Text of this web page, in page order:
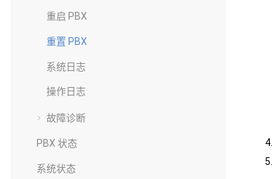
重启 PBX
重置 PBX
系统日志
操作日志
故障诊断
PBX 状态
系统状态